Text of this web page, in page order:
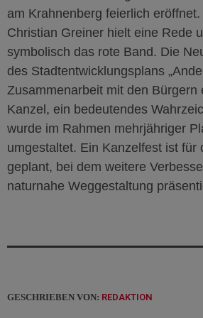
am Krahnenberg feierlich
Christian Greiner hielt eine Rede
symbolisch das rote Band. Die
des Stadtentwicklungsplans
Zusammenarbeit mit den Bürgern
Kanzel, ein bedeutendes
wurde im Rahmen mehrjähriger
umgestaltet. Ein Kanzelfest ist für
geplant, bei dem weitere
naturnahe Weggestaltung
GESCHRIEBEN VON: REDAKTION